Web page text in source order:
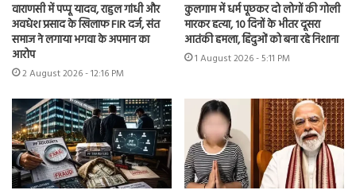
वाराणसी में पप्पू यादव, राहुल गांधी और
अवधेश प्रसाद के खिलाफ FIR दर्ज, संत
समाज ने लगाया भगवा के अपमान का
आरोप
2 August 2026 - 12:16 PM
कुलगाम में धर्म पूछकर दो लोगों की गोली
मारकर हत्या, 10 दिनों के भीतर दूसरा
आतंकी हमला, हिंदुओं को बना रहे निशाना
1 August 2026 - 5:11 PM